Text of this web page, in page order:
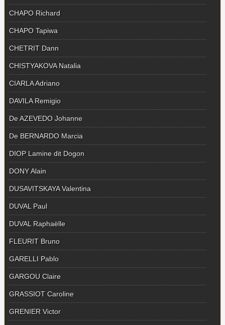
CHAPO Richard
CHAPO Tapiwa
CHETRIT Dann
CHISTYAKOVA Natalia
CIARLA Adriano
DAVILA Remigio
De AZEVEDO Johanne
De BERNARDO Marcia
DIOP Lamine dit Dogon
DONY Alain
DUSAVITSKAYA Valentina
DUVAL Paul
DUVAL Raphaëlle
FLEURIT Bruno
GARELLI Pablo
GARGOU Claire
GRASSIOT Caroline
GRENIER Victor